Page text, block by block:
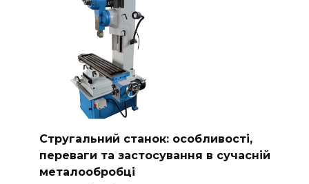
Стругальний станок: особливості,
переваги та застосування в сучасній
металообробці